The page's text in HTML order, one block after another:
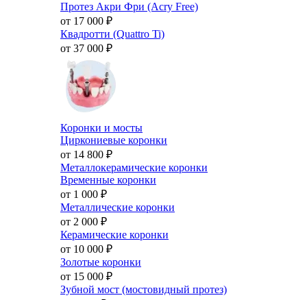
Протез Акри Фри (Acry Free)
от 17 000 ₽
Квадротти (Quattro Ti)
от 37 000 ₽
Коронки и мосты
Циркониевые коронки
от 14 800 ₽
Металлокерамические коронки
Временные коронки
от 1 000 ₽
Металлические коронки
от 2 000 ₽
Керамические коронки
от 10 000 ₽
Золотые коронки
от 15 000 ₽
Зубной мост (мостовидный протез)